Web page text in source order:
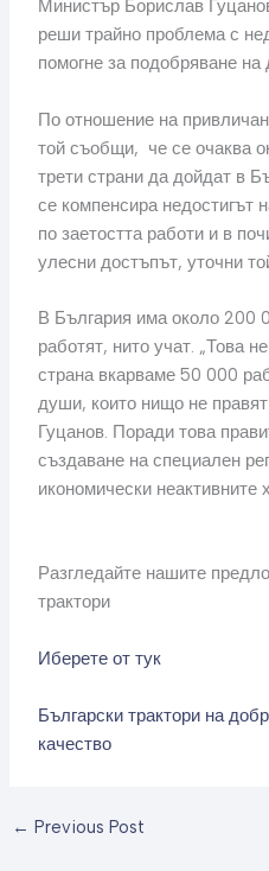
Министър Борислав
реши трайно проблема с
помогне за подобряване
По отношение на
той съобщи, че се очаква
трети страни да дойдат в
се компенсира недостигът
по заетостта работи и в
улесни достъпът, уточни
В България има около 200
работят, нито учат. „Това
страна вкарваме 50 000
души, които нищо не
Гуцанов. Поради това
създаване на специален
икономически неактивните
Разгледайте нашите
трактори
Иберете от тук
Български трактори на
качество
← Previous Post